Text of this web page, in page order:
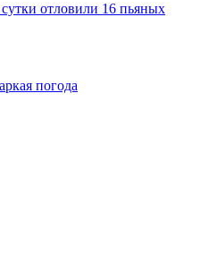
отловили 16 пьяных
погода